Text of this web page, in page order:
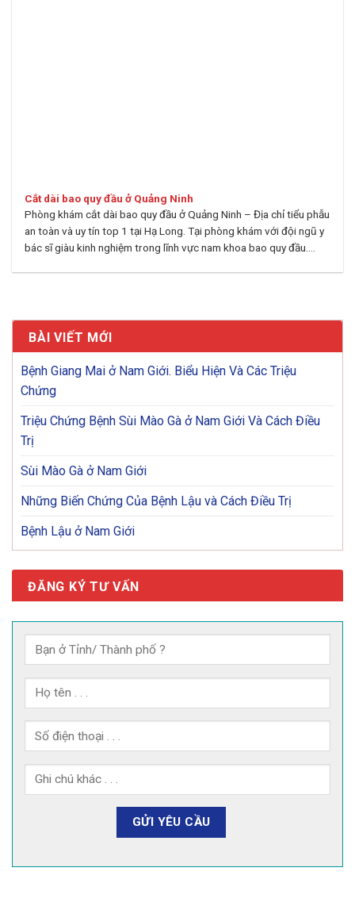
Cắt dài bao quy đầu ở Quảng Ninh
Phòng khám cắt dài bao quy đầu ở Quảng Ninh – Địa chỉ tiểu phẫu
an toàn và uy tín top 1 tại Hạ Long. Tại phòng khám với đội ngũ y
bác sĩ giàu kinh nghiệm trong lĩnh vực nam khoa bao quy đầu....
BÀI VIẾT MỚI
Bệnh Giang Mai ở Nam Giới. Biểu Hiện Và Các Triệu
Chứng
Triệu Chứng Bệnh Sùi Mào Gà ở Nam Giới Và Cách Điều
Trị
Sùi Mào Gà ở Nam Giới
Những Biến Chứng Của Bệnh Lậu và Cách Điều Trị
Bệnh Lậu ở Nam Giới
ĐĂNG KÝ TƯ VẤN